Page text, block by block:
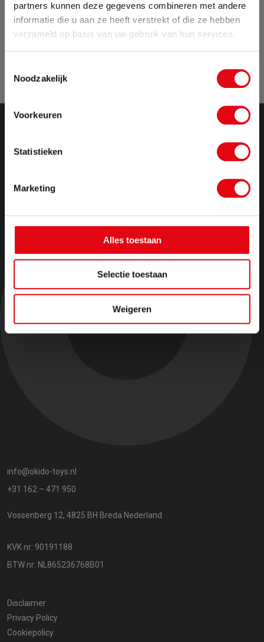
partners kunnen deze gegevens combineren met andere
informatie die u aan ze heeft verstrekt of die ze hebben
verzameld op basis van uw gebruik van hun services.
Noodzakelijk
Voorkeuren
Statistieken
Marketing
Alles toestaan
Selectie toestaan
Weigeren
Zomervakantie
vakantie. Bestellingen die in deze periode worden
info@okido-toys.nl
+31 162 – 471 950
Vossenberg 12, 4825 BH Breda Nederland
KVK nr: 90191188
BTW nr: NL865236768B01
Disclaimer
Privacy Policy
Cookiepolicy